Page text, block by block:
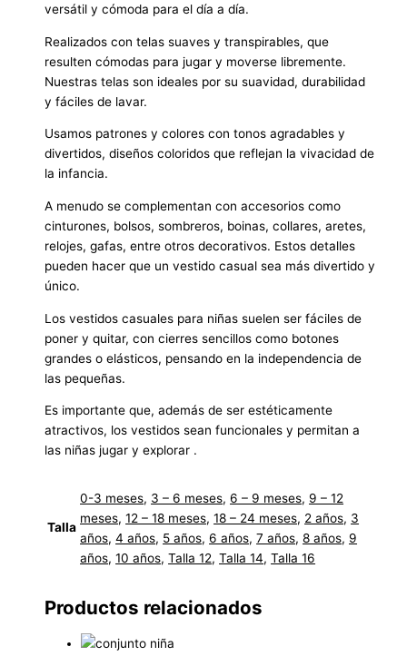
versátil y cómoda para el día a día.
Realizados con telas suaves y transpirables, que
resulten cómodas para jugar y moverse libremente.
Nuestras telas son ideales por su suavidad, durabilidad
y fáciles de lavar.
Usamos patrones y colores con tonos agradables y
divertidos, diseños coloridos que reflejan la vivacidad de
la infancia.
A menudo se complementan con accesorios como
cinturones, bolsos, sombreros, boinas, collares, aretes,
relojes, gafas, entre otros decorativos. Estos detalles
pueden hacer que un vestido casual sea más divertido y
único.
Los vestidos casuales para niñas suelen ser fáciles de
poner y quitar, con cierres sencillos como botones
grandes o elásticos, pensando en la independencia de
las pequeñas.
Es importante que, además de ser estéticamente
atractivos, los vestidos sean funcionales y permitan a
las niñas jugar y explorar .
Talla
0-3 meses, 3 – 6 meses,6 – 9 meses, 9 – 12
meses,12 – 18 meses,18 – 24 meses, 2 años, 3
años,4 años, 5 años,6 años,7 años,8 años, 9
años,10 años,Talla 12,Talla 14,Talla 16
Productos relacionados